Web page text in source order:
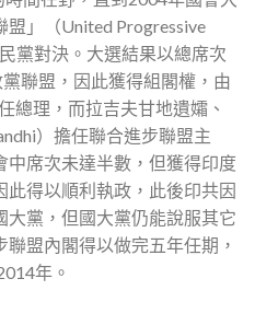
」（United Progressive
黨對決。大選結果以總席次
聯盟，因此獲得組閣權，由
總理，而拉吉夫甘地遺孀、
）擔任聯合進步聯盟主
中席次未達半數，但獲得印度
得以順利執政，此後印共因
黨，但國大黨仍能說服其它
盟內閣得以做完五年任期，
年。